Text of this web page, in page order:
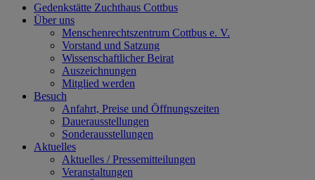
Gedenkstätte Zuchthaus Cottbus
Über uns
Menschenrechtszentrum Cottbus e. V.
Vorstand und Satzung
Wissenschaftlicher Beirat
Auszeichnungen
Mitglied werden
Besuch
Anfahrt, Preise und Öffnungszeiten
Dauerausstellungen
Sonderausstellungen
Aktuelles
Aktuelles / Pressemitteilungen
Veranstaltungen